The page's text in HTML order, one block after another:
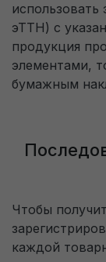
эТТН) с
продукция
элементами,
бумажным
Чтобы
каждой